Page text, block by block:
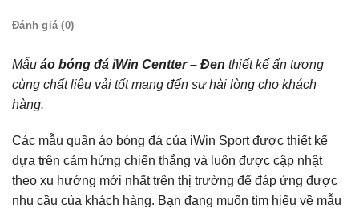
Đánh giá (0)
Mẫu áo bóng đá iWin Centter – Đen thiết kế ấn tượng
cùng chất liệu vải tốt mang đến sự hài lòng cho khách
hàng.
Các mẫu quần áo bóng đá của iWin Sport được thiết kế
dựa trên cảm hứng chiến thắng và luôn được cập nhật
theo xu hướng mới nhất trên thị trường để đáp ứng được
nhu cầu của khách hàng. Bạn đang muốn tìm hiểu về mẫu